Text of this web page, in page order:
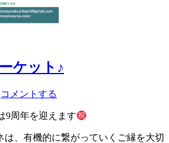
ケット♪
コメントする
9周年を迎えます
は、有機的に繋がっていくご縁を大切